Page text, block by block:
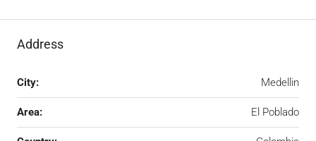
Address
City: Medellin
Area: El Poblado